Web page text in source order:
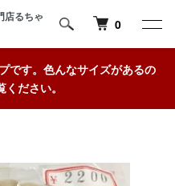
店るちゃ
0
です。色んなサイズがあるの
ださい。